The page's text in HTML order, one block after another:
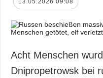
Politik
Wirtschaft
Gesellschaft und
Kultur
Acht Menschen
Dnipropetrowsk bei